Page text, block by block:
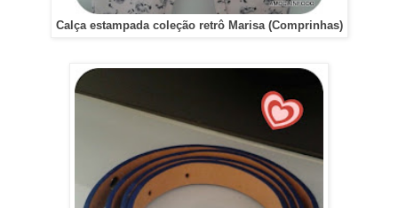
Calça estampada coleção retrô Marisa (Comprinhas)